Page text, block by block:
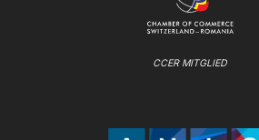
CCER MITGLIED